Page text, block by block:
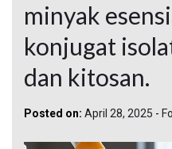
minyak
konjugat
dan kitosan.
Posted on: April 28, 2025 -